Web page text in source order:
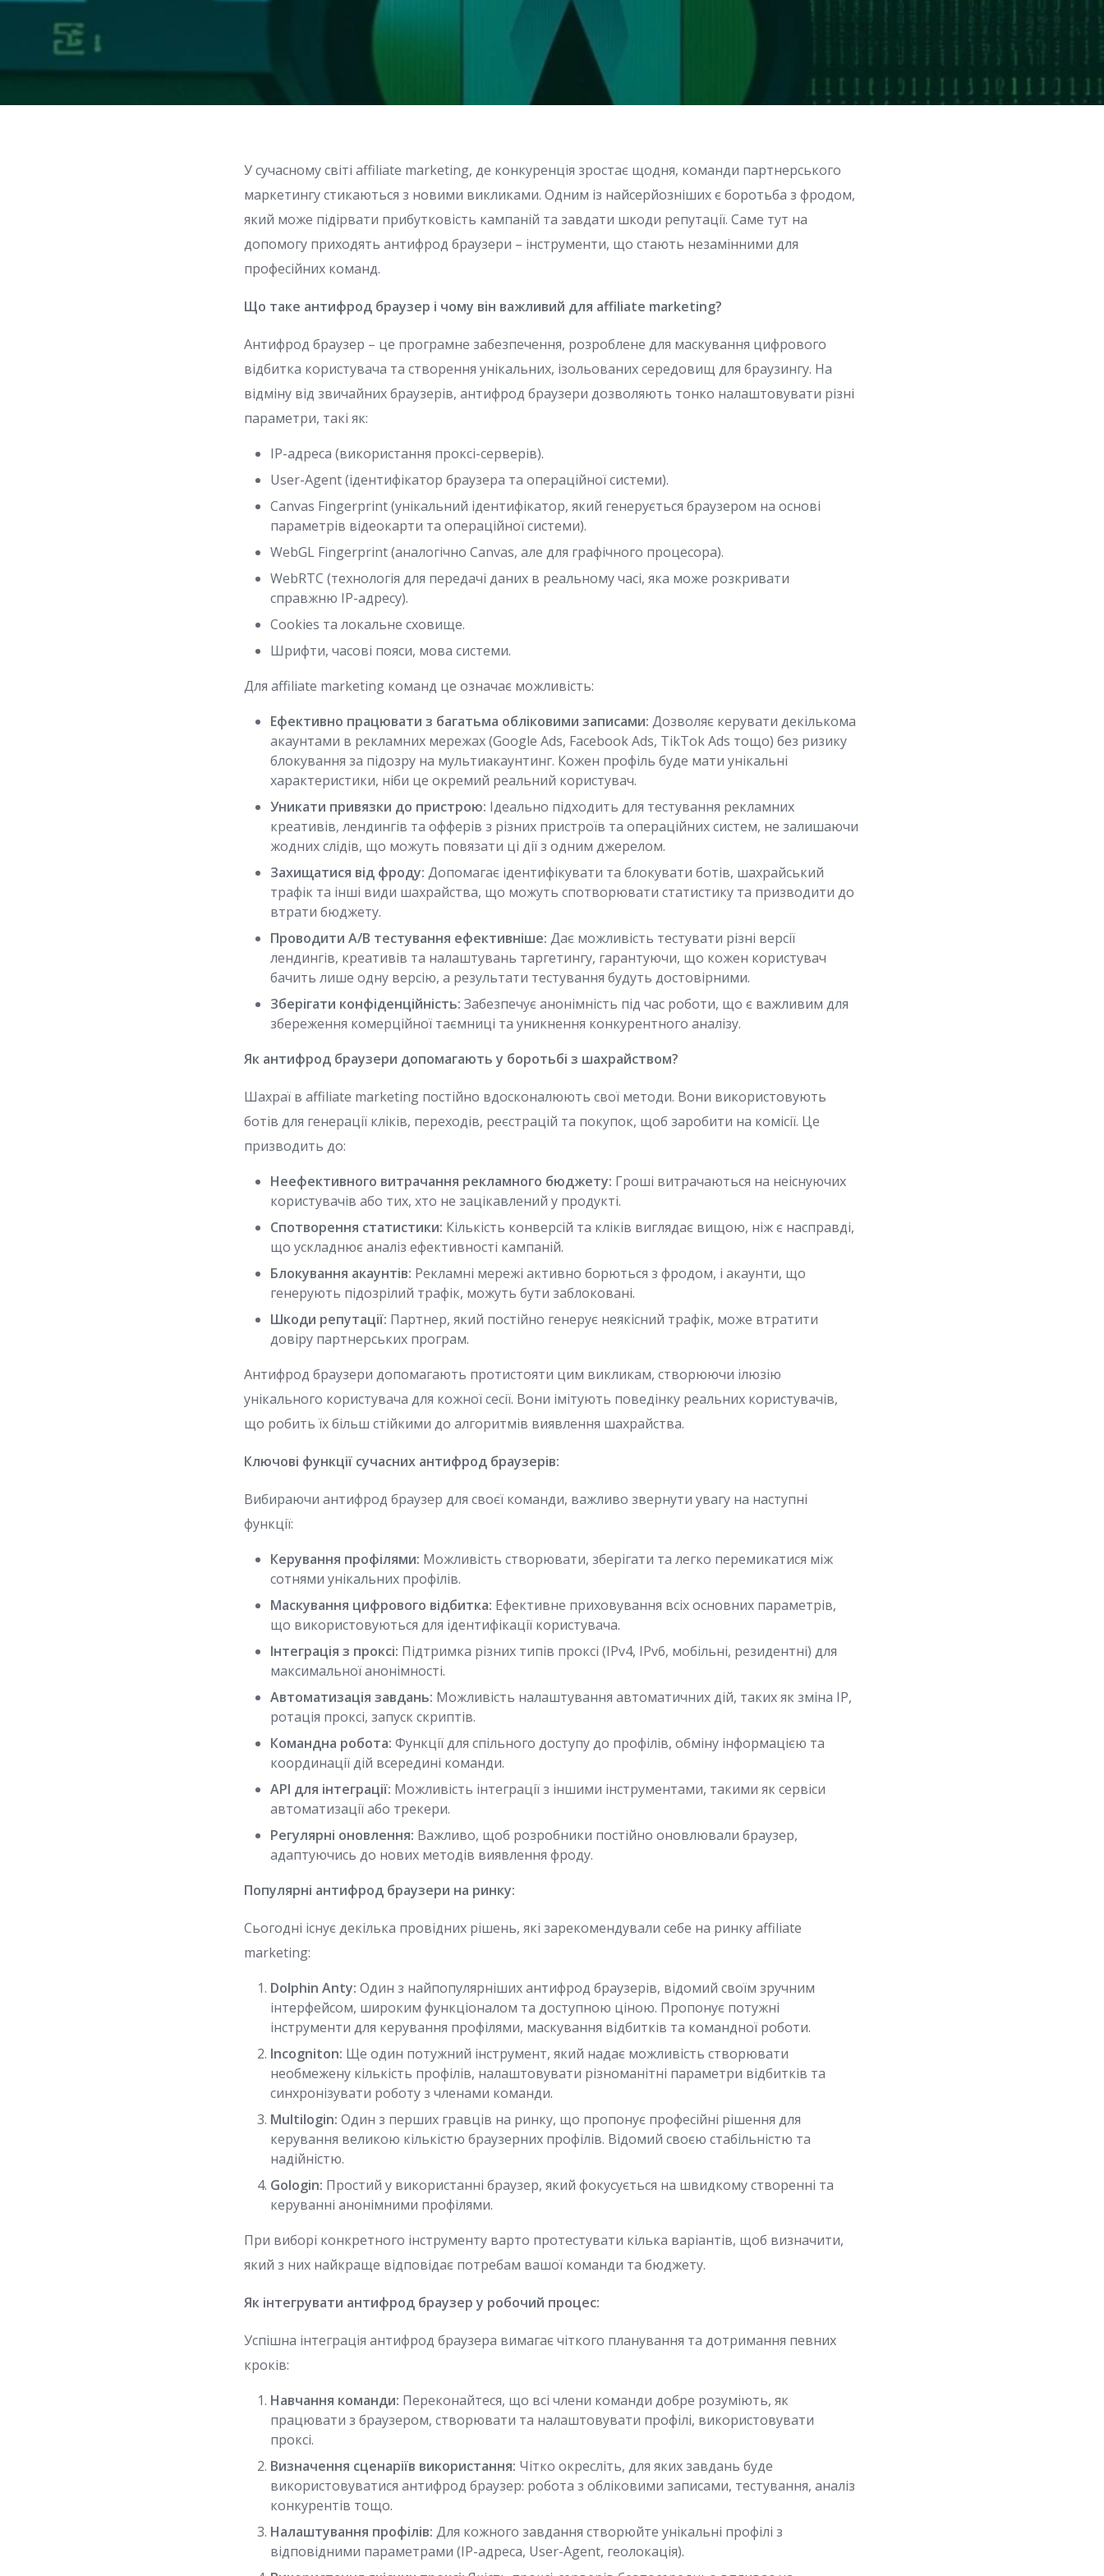
У сучасному світі affiliate marketing, де конкуренція зростає щодня, команди партнерського
маркетингу стикаються з новими викликами. Одним із найсерйозніших є боротьба з фродом,
який може підірвати прибутковість кампаній та завдати шкоди репутації. Саме тут на
допомогу приходять антифрод браузери – інструменти, що стають незамінними для
професійних команд.
Що таке антифрод браузер і чому він важливий для affiliate marketing?
Антифрод браузер – це програмне забезпечення, розроблене для маскування цифрового
відбитка користувача та створення унікальних, ізольованих середовищ для браузингу. На
відміну від звичайних браузерів, антифрод браузери дозволяють тонко налаштовувати різні
параметри, такі як:
IP-адреса (використання проксі-серверів).
User-Agent (ідентифікатор браузера та операційної системи).
Canvas Fingerprint (унікальний ідентифікатор, який генерується браузером на основі
параметрів відеокарти та операційної системи).
WebGL Fingerprint (аналогічно Canvas, але для графічного процесора).
WebRTC (технологія для передачі даних в реальному часі, яка може розкривати
справжню IP-адресу).
Cookies та локальне сховище.
Шрифти, часові пояси, мова системи.
Для affiliate marketing команд це означає можливість:
Ефективно працювати з багатьма обліковими записами: Дозволяє керувати декількома
акаунтами в рекламних мережах (Google Ads, Facebook Ads, TikTok Ads тощо) без ризику
блокування за підозру на мультиакаунтинг. Кожен профіль буде мати унікальні
характеристики, ніби це окремий реальний користувач.
Уникати привязки до пристрою: Ідеально підходить для тестування рекламних
креативів, лендингів та офферів з різних пристроїв та операційних систем, не залишаючи
жодних слідів, що можуть повязати ці дії з одним джерелом.
Захищатися від фроду: Допомагає ідентифікувати та блокувати ботів, шахрайський
трафік та інші види шахрайства, що можуть спотворювати статистику та призводити до
втрати бюджету.
Проводити A/B тестування ефективніше: Дає можливість тестувати різні версії
лендингів, креативів та налаштувань таргетингу, гарантуючи, що кожен користувач
бачить лише одну версію, а результати тестування будуть достовірними.
Зберігати конфіденційність: Забезпечує анонімність під час роботи, що є важливим для
збереження комерційної таємниці та уникнення конкурентного аналізу.
Як антифрод браузери допомагають у боротьбі з шахрайством?
Шахраї в affiliate marketing постійно вдосконалюють свої методи. Вони використовують
ботів для генерації кліків, переходів, реєстрацій та покупок, щоб заробити на комісії. Це
призводить до:
Неефективного витрачання рекламного бюджету: Гроші витрачаються на неіснуючих
користувачів або тих, хто не зацікавлений у продукті.
Спотворення статистики: Кількість конверсій та кліків виглядає вищою, ніж є насправді,
що ускладнює аналіз ефективності кампаній.
Блокування акаунтів: Рекламні мережі активно борються з фродом, і акаунти, що
генерують підозрілий трафік, можуть бути заблоковані.
Шкоди репутації: Партнер, який постійно генерує неякісний трафік, може втратити
довіру партнерських програм.
Антифрод браузери допомагають протистояти цим викликам, створюючи ілюзію
унікального користувача для кожної сесії. Вони імітують поведінку реальних користувачів,
що робить їх більш стійкими до алгоритмів виявлення шахрайства.
Ключові функції сучасних антифрод браузерів:
Вибираючи антифрод браузер для своєї команди, важливо звернути увагу на наступні
функції:
Керування профілями: Можливість створювати, зберігати та легко перемикатися між
сотнями унікальних профілів.
Маскування цифрового відбитка: Ефективне приховування всіх основних параметрів,
що використовуються для ідентифікації користувача.
Інтеграція з проксі: Підтримка різних типів проксі (IPv4, IPv6, мобільні, резидентні) для
максимальної анонімності.
Автоматизація завдань: Можливість налаштування автоматичних дій, таких як зміна IP,
ротація проксі, запуск скриптів.
Командна робота: Функції для спільного доступу до профілів, обміну інформацією та
координації дій всередині команди.
API для інтеграції: Можливість інтеграції з іншими інструментами, такими як сервіси
автоматизації або трекери.
Регулярні оновлення: Важливо, щоб розробники постійно оновлювали браузер,
адаптуючись до нових методів виявлення фроду.
Популярні антифрод браузери на ринку:
Сьогодні існує декілька провідних рішень, які зарекомендували себе на ринку affiliate
marketing:
Dolphin Anty: Один з найпопулярніших антифрод браузерів, відомий своїм зручним
інтерфейсом, широким функціоналом та доступною ціною. Пропонує потужні
інструменти для керування профілями, маскування відбитків та командної роботи.
Incogniton: Ще один потужний інструмент, який надає можливість створювати
необмежену кількість профілів, налаштовувати різноманітні параметри відбитків та
синхронізувати роботу з членами команди.
Multilogin: Один з перших гравців на ринку, що пропонує професійні рішення для
керування великою кількістю браузерних профілів. Відомий своєю стабільністю та
надійністю.
Gologin: Простий у використанні браузер, який фокусується на швидкому створенні та
керуванні анонімними профілями.
При виборі конкретного інструменту варто протестувати кілька варіантів, щоб визначити,
який з них найкраще відповідає потребам вашої команди та бюджету.
Як інтегрувати антифрод браузер у робочий процес:
Успішна інтеграція антифрод браузера вимагає чіткого планування та дотримання певних
кроків:
Навчання команди: Переконайтеся, що всі члени команди добре розуміють, як
працювати з браузером, створювати та налаштовувати профілі, використовувати
проксі.
Визначення сценаріїв використання: Чітко окресліть, для яких завдань буде
використовуватися антифрод браузер: робота з обліковими записами, тестування, аналіз
конкурентів тощо.
Налаштування профілів: Для кожного завдання створюйте унікальні профілі з
відповідними параметрами (IP-адреса, User-Agent, геолокація).